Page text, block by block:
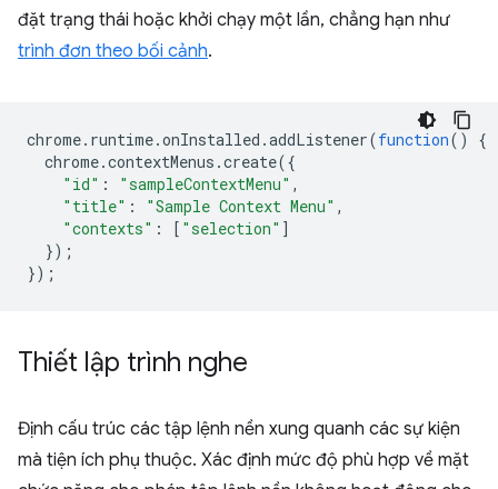
đặt trạng thái hoặc khởi chạy một lần, chẳng hạn như
trình đơn theo bối cảnh.
chrome. runtime.onInstalled .addListener(function()
{
chrome.contextMenus .create({
"id" : "sampleContextMenu" ,
"title" : "Sample Context Menu" ,
"contexts" : [ "selection" ]
});
});
Thiết lập trình nghe
Định cấu trúc các tập lệnh nền xung quanh các sự kiện
mà tiện ích phụ thuộc. Xác định mức độ phù hợp về mặt